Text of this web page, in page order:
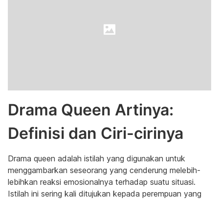
Drama Queen Artinya:
Definisi dan Ciri-cirinya
Drama queen adalah istilah yang digunakan untuk
menggambarkan seseorang yang cenderung melebih-
lebihkan reaksi emosionalnya terhadap suatu situasi.
Istilah ini sering kali ditujukan kepada perempuan yang